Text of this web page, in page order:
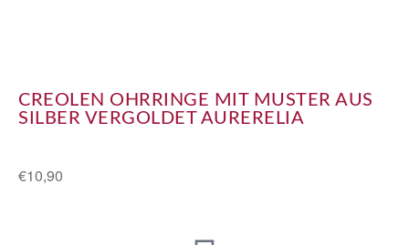
CREOLEN OHRRINGE MIT MUSTER AUS
SILBER VERGOLDET AURERELIA
€10,90